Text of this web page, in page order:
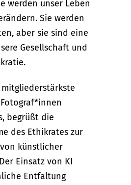
werden unser Leben
Sie werden
aber sie sind eine
Gesellschaft und
mitgliederstärkste
begrüßt die
des Ethikrates zur
künstlicher
Einsatz von KI
Entfaltung